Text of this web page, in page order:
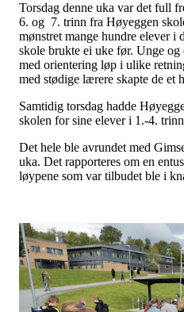
Torsdag denne uka var det full
6. og 7. trinn fra Høyeggen
mønstret mange hundre elever i
skole brukte ei uke før. Unge og
med orientering løp i ulike
med stødige lærere skapte de et
Samtidig torsdag hadde
skolen for sine elever i 1.-4.
Det hele ble avrundet med
uka. Det rapporteres om en
løypene som var tilbudet ble i